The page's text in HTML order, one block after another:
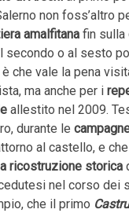
non foss’altro
amalfitana fin sulla
secondo o al sesto
che vale la pena
ma anche per i
allestito nel 2009.
durante le
al castello, e
ricostruzione storica
nel corso dei
che il primo